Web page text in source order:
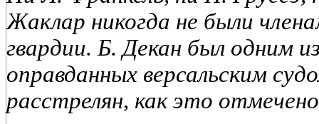
Жаклар никогда не были
гвардии. Б. Декан был одним
оправданных версальским
расстрелян, как это